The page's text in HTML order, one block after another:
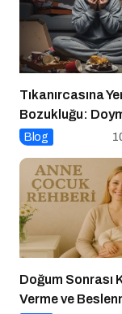
Tıkanırcasına
Bozukluğu:
Duygular
Blog
Doğum Sonrası
Verme ve